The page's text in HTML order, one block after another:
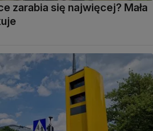
zarabia się najwięcej? Mała